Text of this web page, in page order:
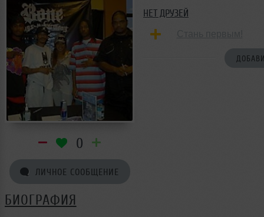
0
ЛИЧНОЕ СООБЩЕНИЕ
НЕТ ДРУЗЕЙ
БИОГРАФИЯ